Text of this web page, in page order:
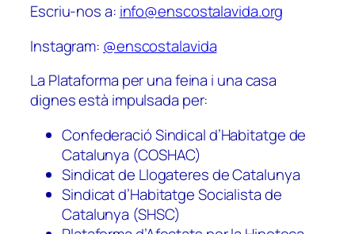
Escriu-nos a: info@enscostalavida.org
Instagram: @enscostalavida
La Plataforma per una feina i una casa
dignes està impulsada per:
Confederació Sindical d’Habitatge de
Catalunya (COSHAC)
Sindicat de Llogateres de Catalunya
Sindicat d’Habitatge Socialista de
Catalunya (SHSC)